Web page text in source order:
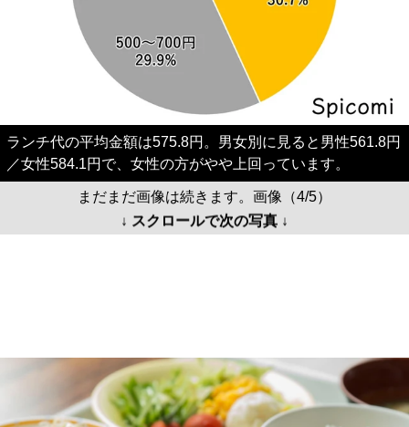
ランチ代の平均金額は575.8円。男女別に見ると男性561.8円
／女性584.1円で、女性の方がやや上回っています。
まだまだ画像は続きます。画像（4/5）
↓ スクロールで次の写真 ↓